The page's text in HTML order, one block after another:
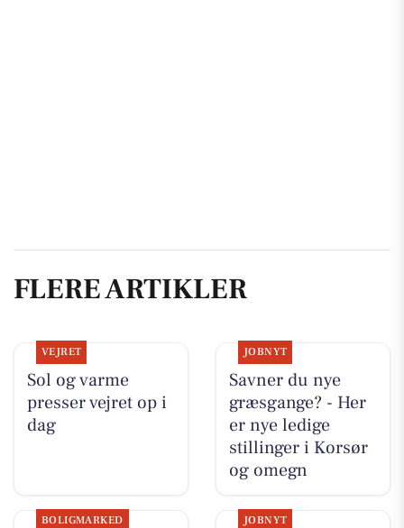
FLERE ARTIKLER
VEJRET
Sol og varme
presser vejret op i
dag
JOBNYT
Savner du nye
græsgange? - Her
er nye ledige
stillinger i Korsør
og omegn
BOLIGMARKED JOBNYT